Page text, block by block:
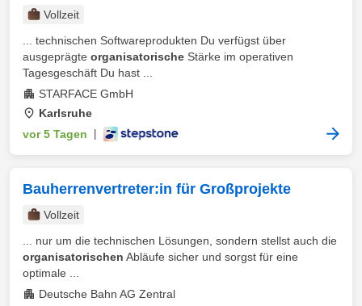
Vollzeit
... technischen Softwareprodukten Du verfügst über
ausgeprägte organisatorische Stärke im operativen
Tagesgeschäft Du hast ...
STARFACE GmbH
Karlsruhe
vor 5 Tagen
Bauherrenvertreter:in für Großprojekte
Vollzeit
... nur um die technischen Lösungen, sondern stellst auch die
organisatorischen Abläufe sicher und sorgst für eine
optimale ...
Deutsche Bahn AG Zentral